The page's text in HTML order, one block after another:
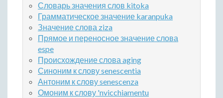
Словарь значения слов kitoka
Грамматическое значение karanpuka
Значение слова ziza
Прямое и переносное значение слова
espe
Происхождение слова aging
Синоним к слову senescentia
Антоним к слову senescenza
Омоним к слову 'nvicchiamentu